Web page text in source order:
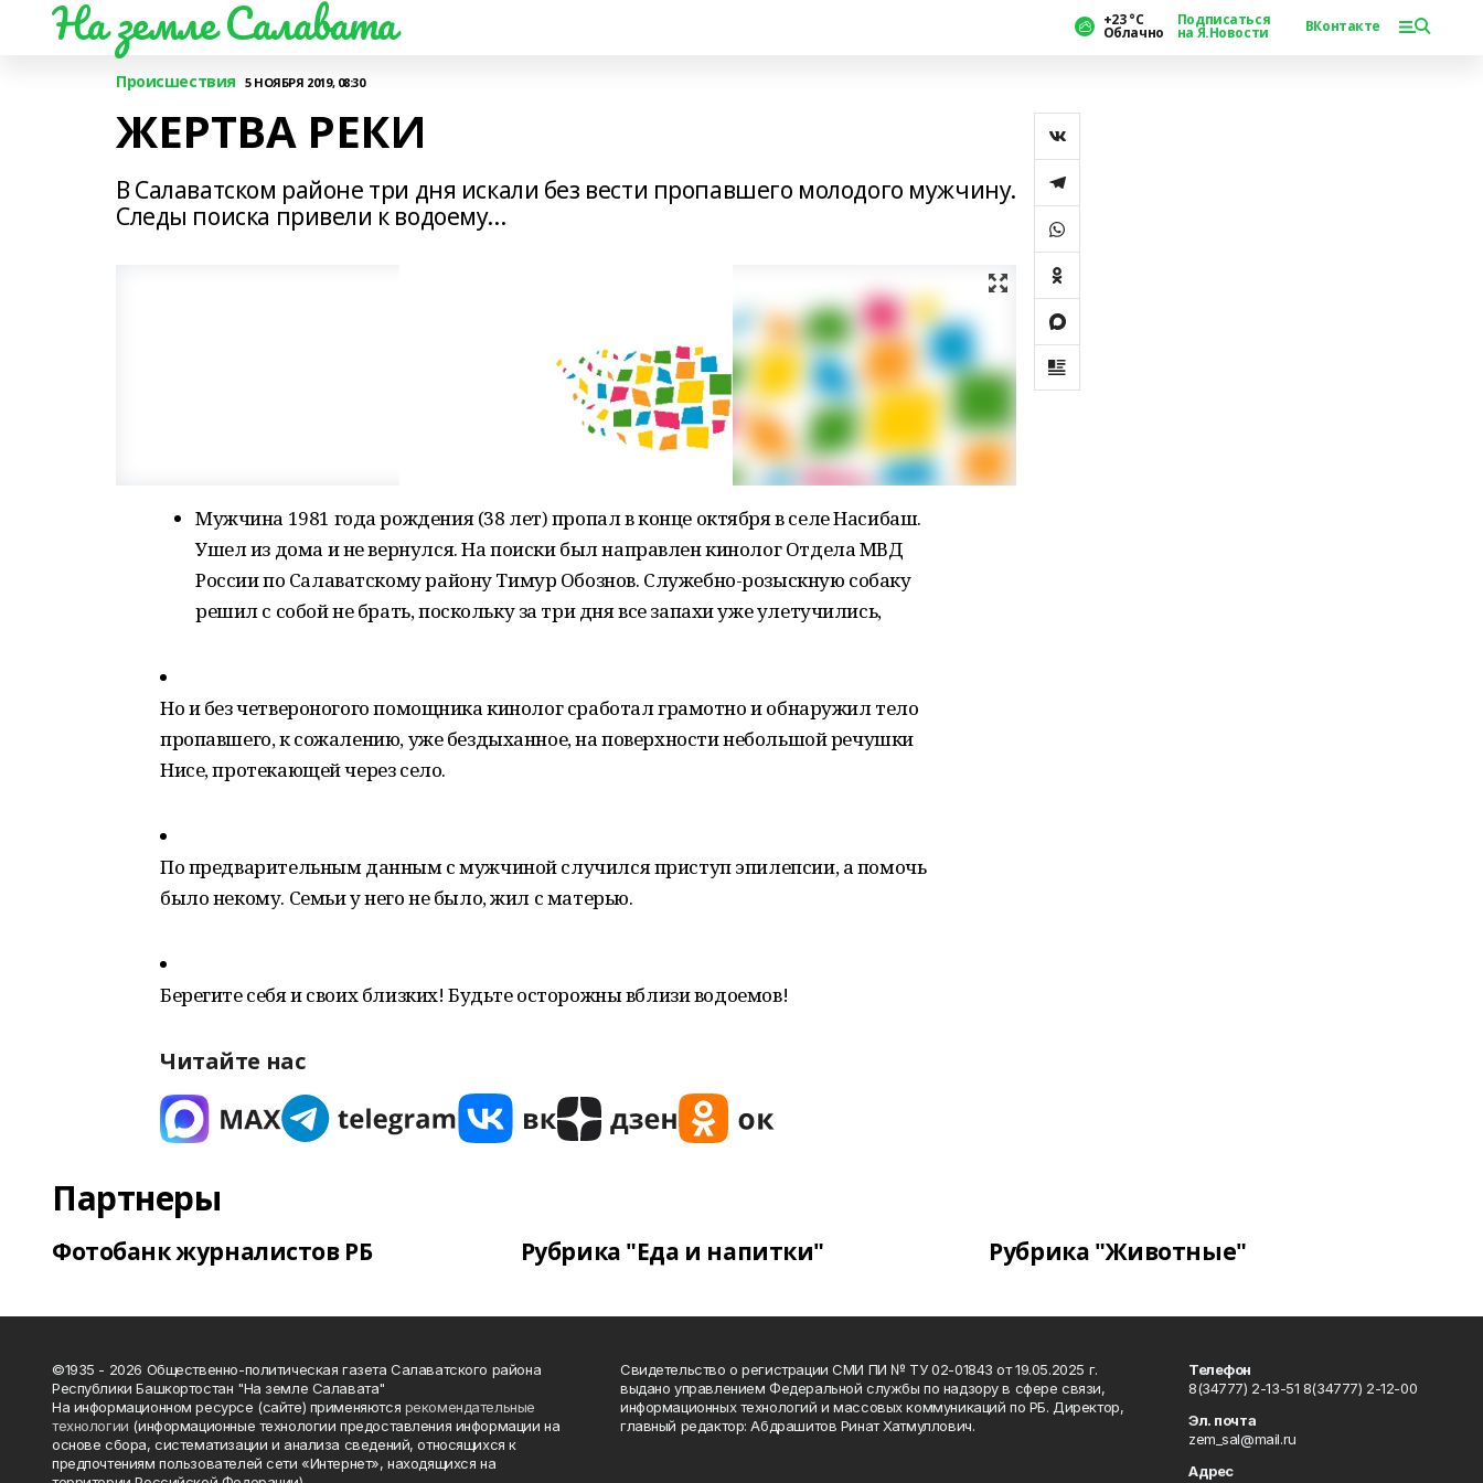
На земле Салавата +23 °С
Облачно
Подписаться
на Я.Новости ВКонтакте
Происшествия 5 НОЯБРЯ 2019, 08:30
ЖЕРТВА РЕКИ
В Салаватском районе три дня искали без вести пропавшего молодого мужчину.
Следы поиска привели к водоему...
Мужчина 1981 года рождения (38 лет) пропал в конце октября в селе Насибаш.
Ушел из дома и не вернулся. На поиски был направлен кинолог Отдела МВД
России по Салаватскому району Тимур Обознов. Служебно-розыскную собаку
решил с собой не брать, поскольку за три дня все запахи уже улетучились,
Но и без четвероногого помощника кинолог сработал грамотно и обнаружил тело
пропавшего, к сожалению, уже бездыханное, на поверхности небольшой речушки
Нисе, протекающей через село.
По предварительным данным с мужчиной случился приступ эпилепсии, а помочь
было некому. Семьи у него не было, жил с матерью.
Берегите себя и своих близких! Будьте осторожны вблизи водоемов!
Читайте нас
Партнеры
Фотобанк журналистов РБ Рубрика "Еда и напитки" Рубрика "Животные"
©1935 - 2026 Общественно-политическая газета Салаватского района
Республики Башкортостан "На земле Салавата"
На информационном ресурсе (сайте) применяются рекомендательные
технологии (информационные технологии предоставления информации на
основе сбора, систематизации и анализа сведений, относящихся к
предпочтениям пользователей сети «Интернет», находящихся на
Свидетельство о регистрации СМИ ПИ № ТУ 02-01843 от 19.05.2025 г.
выдано управлением Федеральной службы по надзору в сфере связи,
информационных технологий и массовых коммуникаций по РБ. Директор,
главный редактор: Абдрашитов Ринат Хатмуллович.
Телефон
8(34777) 2-13-51 8(34777) 2-12-00
Эл. почта
zem_sal@mail.ru
Адрес